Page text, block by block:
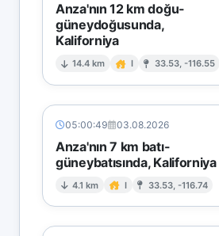
Anza'nın 12 km doğu-
güneydoğusunda,
Kaliforniya
14.4 km I 33.53, -116.55
05:00:49 03.08.2026
Anza'nın 7 km batı-
güneybatısında, Kaliforniya
4.1 km I 33.53, -116.74